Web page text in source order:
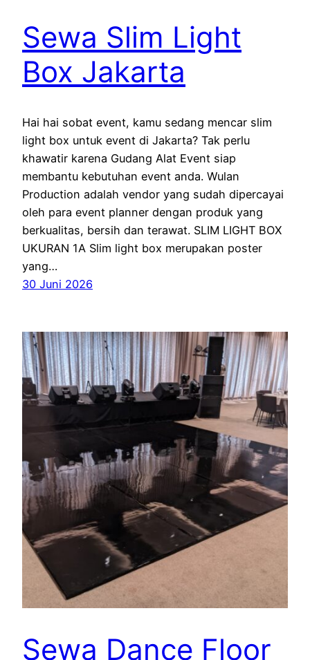
Sewa Slim Light
Box Jakarta
Hai hai sobat event, kamu sedang mencar slim
light box untuk event di Jakarta? Tak perlu
khawatir karena Gudang Alat Event siap
membantu kebutuhan event anda. Wulan
Production adalah vendor yang sudah dipercayai
oleh para event planner dengan produk yang
berkualitas, bersih dan terawat. SLIM LIGHT BOX
UKURAN 1A Slim light box merupakan poster
yang…
30 Juni 2026
Sewa Dance Floor